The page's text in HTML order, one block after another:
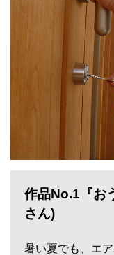
作品No.1『お
さん)
暑い夏でも、エ